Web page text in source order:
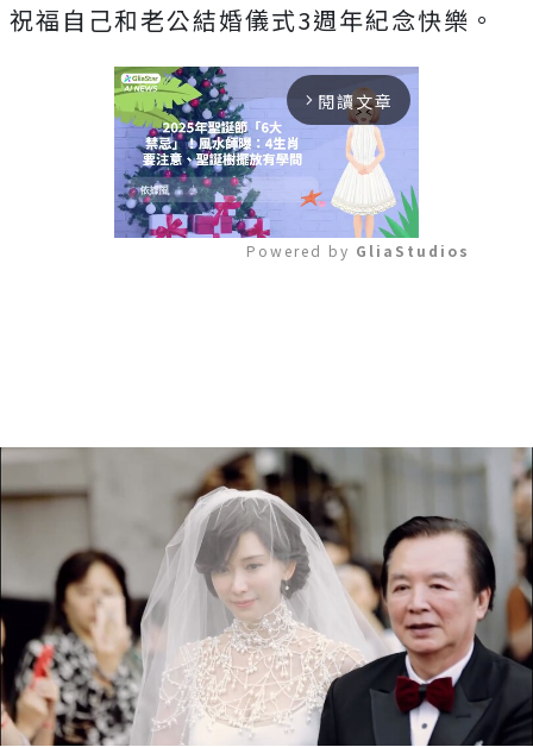
祝福自己和老公結婚儀式3週年紀念快樂。
arrow_forward_ios 閱讀文章
Powered by GliaStudios